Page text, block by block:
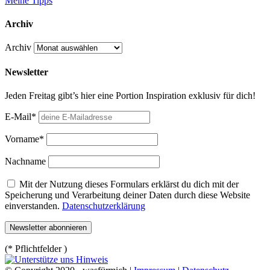
Archiv
Archiv
Newsletter
Jeden Freitag gibt’s hier eine Portion Inspiration exklusiv für dich!
E-Mail*
Vorname*
Nachname
Mit der Nutzung dieses Formulars erklärst du dich mit der
Speicherung und Verarbeitung deiner Daten durch diese Website
einverstanden. Datenschutzerklärung
(* Pflichtfelder )